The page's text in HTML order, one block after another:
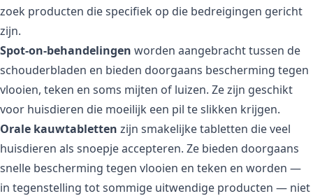
zoek producten die specifiek op die bedreigingen gericht
zijn.
Spot-on-behandelingen worden aangebracht tussen de
schouderbladen en bieden doorgaans bescherming tegen
vlooien, teken en soms mijten of luizen. Ze zijn geschikt
voor huisdieren die moeilijk een pil te slikken krijgen.
Orale kauwtabletten zijn smakelijke tabletten die veel
huisdieren als snoepje accepteren. Ze bieden doorgaans
snelle bescherming tegen vlooien en teken en worden —
in tegenstelling tot sommige uitwendige producten — niet